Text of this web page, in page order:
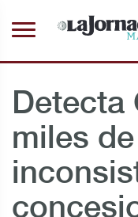
Detecta
miles de